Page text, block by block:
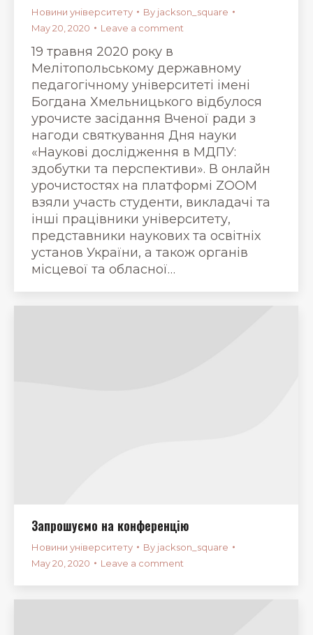
Новини університету By jackson_square
May 20, 2020
Leave a comment
19 травня 2020 року в
Мелітопольському державному
педагогічному університеті імені
Богдана Хмельницького відбулося
урочисте засідання Вченої ради з
нагоди святкування Дня науки
«Наукові дослідження в МДПУ:
здобутки та перспективи». В онлайн
урочистостях на платформі ZOOM
взяли участь студенти, викладачі та
інші працівники університету,
представники наукових та освітніх
установ України, а також органів
місцевої та обласної…
Запрошуємо на конференцію
Новини університету By jackson_square
May 20, 2020
Leave a comment